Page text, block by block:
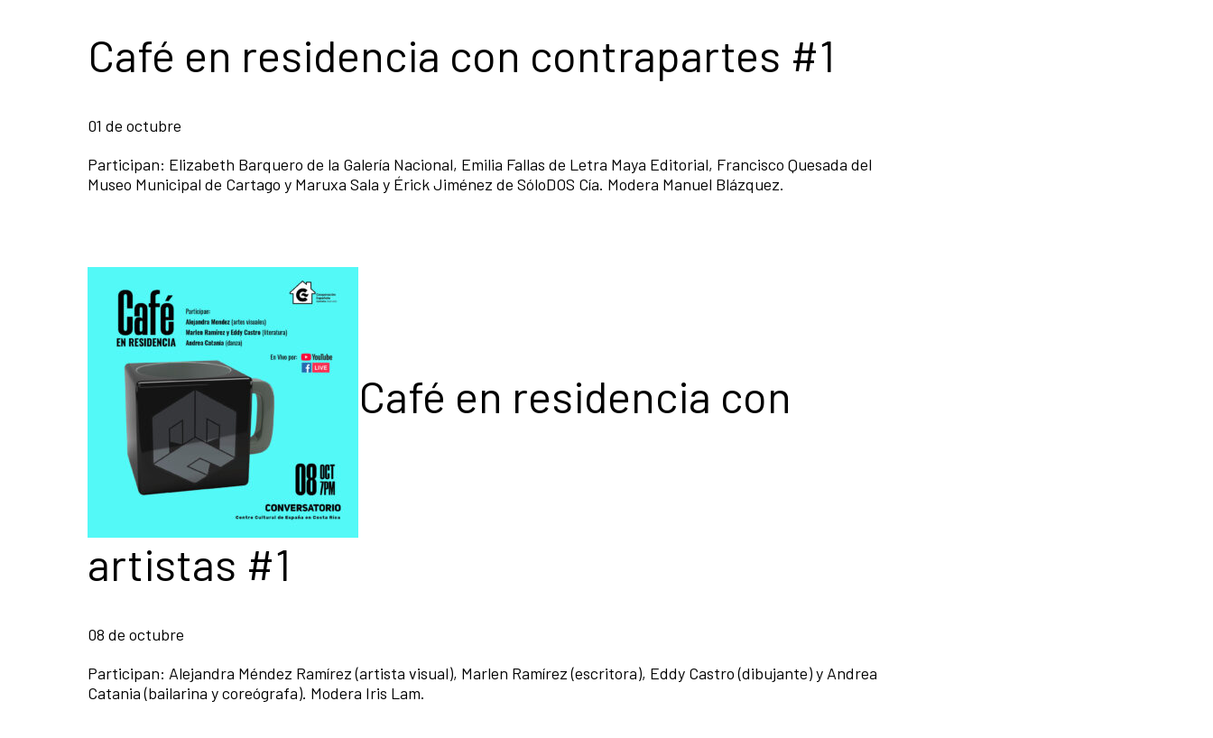
Café en residencia con contrapartes #1
01 de octubre
Participan: Elizabeth Barquero de la Galería Nacional, Emilia Fallas de Letra Maya Editorial, Francisco Quesada del
Museo Municipal de Cartago y Maruxa Sala y Érick Jiménez de SóloDOS Cía. Modera Manuel Blázquez.
Café en residencia con
artistas #1
08 de octubre
Participan: Alejandra Méndez Ramírez (artista visual), Marlen Ramírez (escritora), Eddy Castro (dibujante) y Andrea
Catania (bailarina y coreógrafa). Modera Iris Lam.